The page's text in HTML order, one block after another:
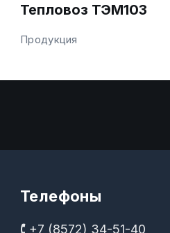
Тепловоз ТЭМ103
Продукция
Телефоны
🕻 +7 (8572) 34-51-40